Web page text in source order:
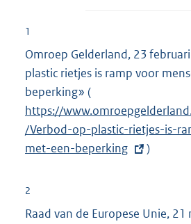
1
Omroep Gelderland, 23
plastic rietjes is ramp voor
beperking» (
x
t
e
https://
/Verbod-op-plastic-rietjes-is-
met-een-beperking
)
2
Raad van de Europese Unie,